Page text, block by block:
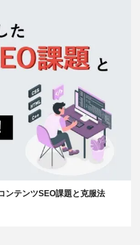
ンテンツSEO課題と克服法